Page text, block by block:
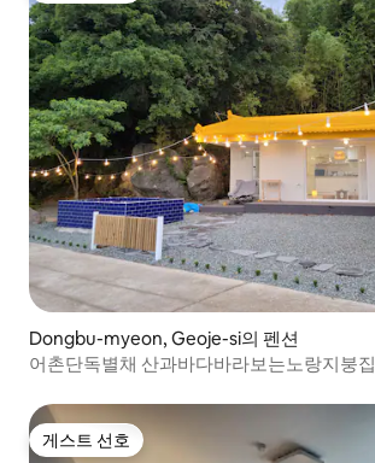
Dongbu-myeon, Geoje-si의 펜션
어촌단독별채 산과바다바라보는노랑지붕집
게스트 선호
게스트 선호